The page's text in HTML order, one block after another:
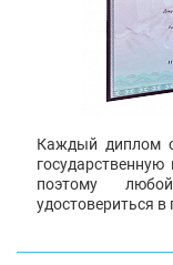
Каждый диплом
поэтому
удостовериться